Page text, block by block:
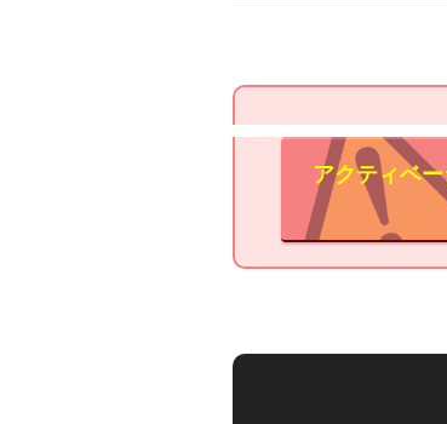
アクティベ